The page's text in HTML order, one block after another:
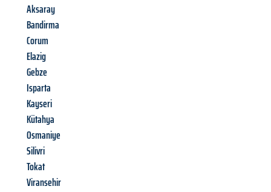
Aksaray
Bandirma
Corum
Elazig
Gebze
Isparta
Kayseri
Kütahya
Osmaniye
Silivri
Tokat
Viransehir